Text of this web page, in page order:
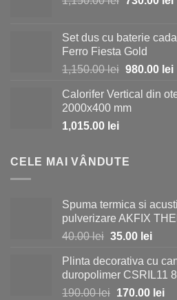
fost:
1,150.00
Set dus cu baterie
Ferro Fiesta Gold
1,150.00lei Prețul
a
fost:
980.00 lei
Calorifer Vertical din
2000x400 mm
1,015.00 lei
CELE MAI VÂNDUTE
Spuma termica si
pulverizare AKFIX
40.00lei Prețul
a
fost:
40.00 lei.
35.00 leiPrețul
este:
Plinta decorativa cu
duropolimer CSRIL11
190.00lei Prețul
170.00 lei